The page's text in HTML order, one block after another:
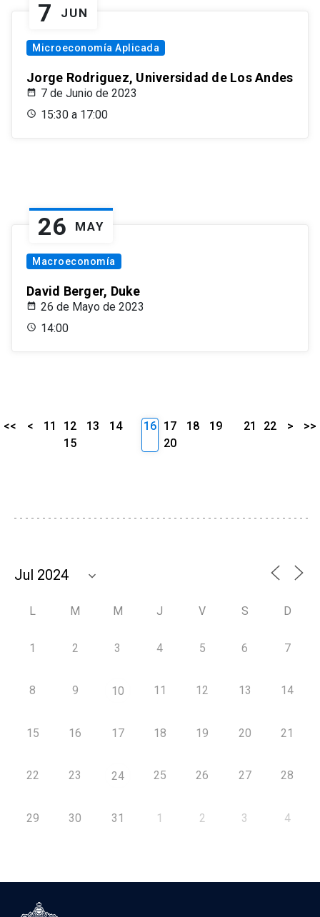
7 JUN
Microeconomía Aplicada
Jorge Rodriguez, Universidad de Los Andes
7 de Junio de 2023
15:30 a 17:00
26 MAY
Macroeconomía
David Berger, Duke
26 de Mayo de 2023
14:00
<< < 11 12 13
14
15
16 17 18
19
20
21 22 > >>
L M M J V S D
1 2 3 4 5 6 7
8 9 10 11 12 13 14
15 16 17 18 19 20 21
22 23 24 25 26 27 28
29 30 31 1 2 3 4